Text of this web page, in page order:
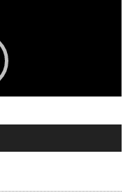
01:04
Corporación